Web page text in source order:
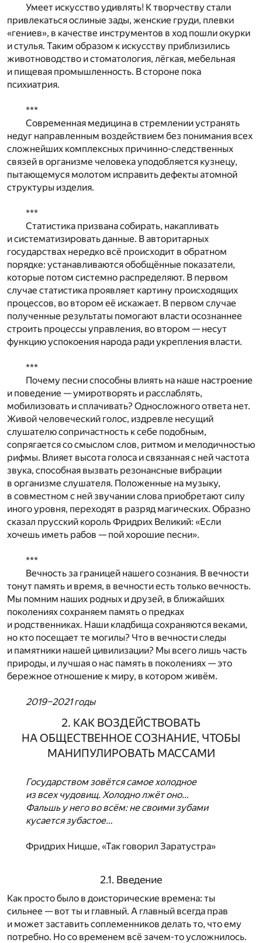
Умеет искусство удивлять! К творчеству стали
привлекаться ослиные зады, женские груди, плевки
«гениев», в качестве инструментов в ход пошли окурки
и стулья. Таким образом к искусству приблизились
животноводство и стоматология, лёгкая, мебельная
и пищевая промышленность. В стороне пока
психиатрия.
***
Современная медицина в стремлении устранять
недуг направленным воздействием без понимания всех
сложнейших комплексных причинно-следственных
связей в организме человека уподобляется кузнецу,
пытающемуся молотом исправить дефекты атомной
структуры изделия.
***
Статистика призвана собирать, накапливать
и систематизировать данные. В авторитарных
государствах нередко всё происходит в обратном
порядке: устанавливаются обобщённые показатели,
которые потом системно распределяют. В первом
случае статистика проявляет картину происходящих
процессов, во втором её искажает. В первом случае
полученные результаты помогают власти осознаннее
строить процессы управления, во втором — несут
функцию успокоения народа ради укрепления власти.
***
Почему песни способны влиять на наше настроение
и поведение — умиротворять и расслаблять,
мобилизовать и сплачивать? Односложного ответа нет.
Живой человеческий голос, издревле несущий
слушателю сопричастность к себе подобным,
сопрягается со смыслом слов, ритмом и мелодичностью
рифмы. Влияет высота голоса и связанная с ней частота
звука, способная вызвать резонансные вибрации
в организме слушателя. Положенные на музыку,
в совместном с ней звучании слова приобретают силу
иного уровня, переходят в разряд магических. Образно
сказал прусский король Фридрих Великий: «Если
хочешь иметь рабов — пой хорошие песни».
***
Вечность за границей нашего сознания. В вечности
тонут память и время, в вечности есть только вечность.
Мы помним наших родных и друзей, в ближайших
поколениях сохраняем память о предках
и родственниках. Наши кладбища сохраняются веками,
но кто посещает те могилы? Что в вечности следы
и памятники нашей цивилизации? Мы всего лишь часть
природы, и лучшая о нас память в поколениях — это
бережное отношение к миру, в котором живём.
2019–2021 годы
2. КАК ВОЗДЕЙСТВОВАТЬ
НА ОБЩЕСТВЕННОЕ СОЗНАНИЕ, ЧТОБЫ
МАНИПУЛИРОВАТЬ МАССАМИ
Государством зовётся самое холодное
из всех чудовищ. Холодно лжёт оно…
Фальшь у него во всём: не своими зубами
кусается зубастое…
Фридрих Ницше, «Так говорил Заратустра»
2.1. Введение
Как просто было в доисторические времена: ты
сильнее — вот ты и главный. А главный всегда прав
и может заставить соплеменников делать то, что ему
потребно. Но со временем всё зачем-то усложнилось.